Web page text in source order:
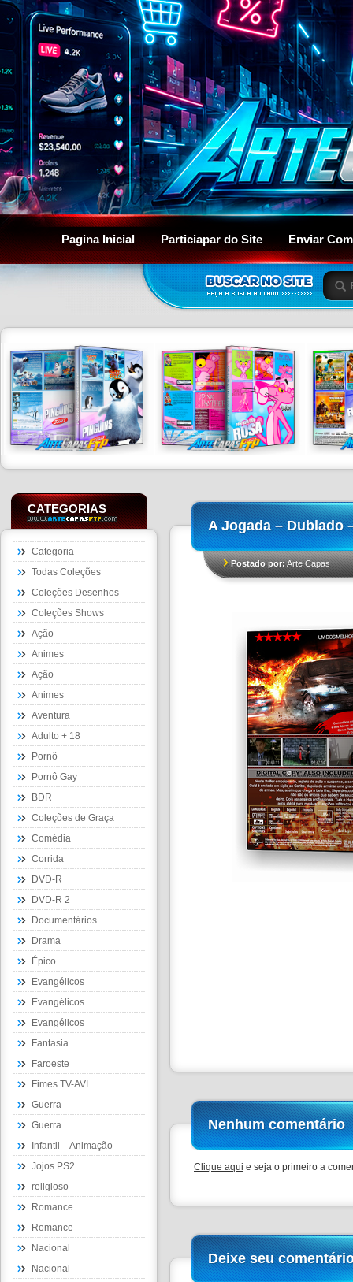
Pagina Inicial Particiapar do Site Enviar
CATEGORIAS
Categoria
Todas Coleções
Coleções Desenhos
Coleções Shows
Ação
Animes
Ação
Animes
Aventura
Adulto + 18
Pornô
Pornô Gay
BDR
Coleções de Graça
Comédia
Corrida
DVD-R
DVD-R 2
Documentários
Drama
Épico
Evangélicos
Evangélicos
Evangélicos
Fantasia
Faroeste
Fimes TV-AVI
Guerra
Guerra
Infantil – Animação
Jojos PS2
religioso
Romance
Romance
Nacional
Nacional
A Jogada – Dublado
Postado por:Arte Capas
Nenhum comentário
Clique aqui e seja o primeiro a
Deixe seu